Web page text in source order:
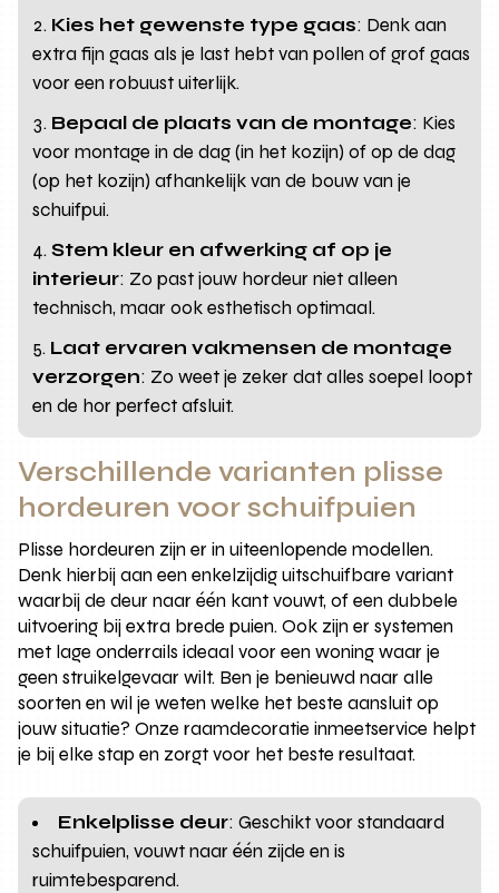
Kies het gewenste type gaas: Denk aan
extra fijn gaas als je last hebt van pollen of grof gaas
voor een robuust uiterlijk.
Bepaal de plaats van de montage: Kies
voor montage in de dag (in het kozijn) of op de dag
(op het kozijn) afhankelijk van de bouw van je
schuifpui.
Stem kleur en afwerking af op je
interieur: Zo past jouw hordeur niet alleen
technisch, maar ook esthetisch optimaal.
Laat ervaren vakmensen de montage
verzorgen: Zo weet je zeker dat alles soepel loopt
en de hor perfect afsluit.
Verschillende varianten plisse
hordeuren voor schuifpuien
Plisse hordeuren zijn er in uiteenlopende modellen.
Denk hierbij aan een enkelzijdig uitschuifbare variant
waarbij de deur naar één kant vouwt, of een dubbele
uitvoering bij extra brede puien. Ook zijn er systemen
met lage onderrails ideaal voor een woning waar je
geen struikelgevaar wilt. Ben je benieuwd naar alle
soorten en wil je weten welke het beste aansluit op
jouw situatie? Onze raamdecoratie inmeetservice helpt
je bij elke stap en zorgt voor het beste resultaat.
Enkelplisse deur: Geschikt voor standaard
schuifpuien, vouwt naar één zijde en is
ruimtebesparend.